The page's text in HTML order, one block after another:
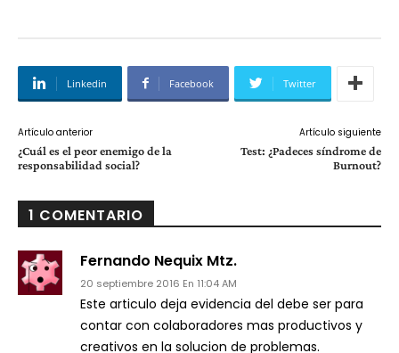
Linkedin Facebook Twitter
Artículo anterior
¿Cuál es el peor enemigo de la
responsabilidad social?
Artículo siguiente
Test: ¿Padeces síndrome de
Burnout?
1 COMENTARIO
Fernando Nequix Mtz.
20 septiembre 2016 En 11:04 AM
Este articulo deja evidencia del debe ser para
contar con colaboradores mas productivos y
creativos en la solucion de problemas.